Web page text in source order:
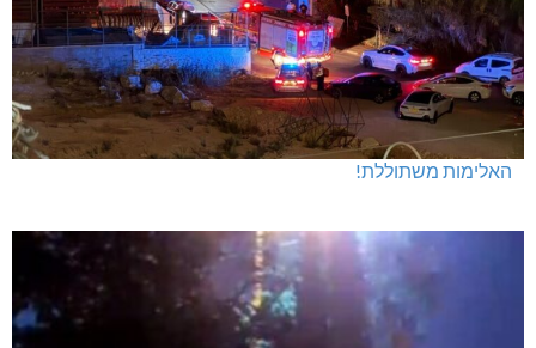
מנהלת אשכול גנים כפר ורדים: אורלי גלברט